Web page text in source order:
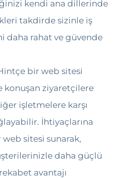
kendi ana dillerinde
takdirde sizinle iş
daha rahat ve güvende
bir web sitesi
konuşan ziyaretçilere
işletmelere karşı
İhtiyaçlarına
sitesi sunarak,
daha güçlü
avantajı